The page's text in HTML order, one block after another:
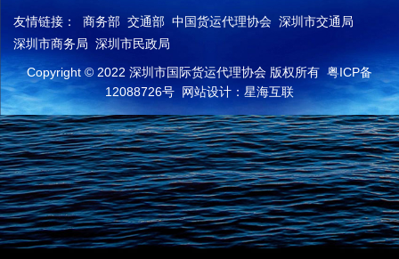
友情链接： 商务部 交通部 中国货运代理协会 深圳市交通局
深圳市商务局 深圳市民政局
Copyright © 2022 深圳市国际货运代理协会 版权所有 粤ICP备
12088726号 网站设计：星海互联